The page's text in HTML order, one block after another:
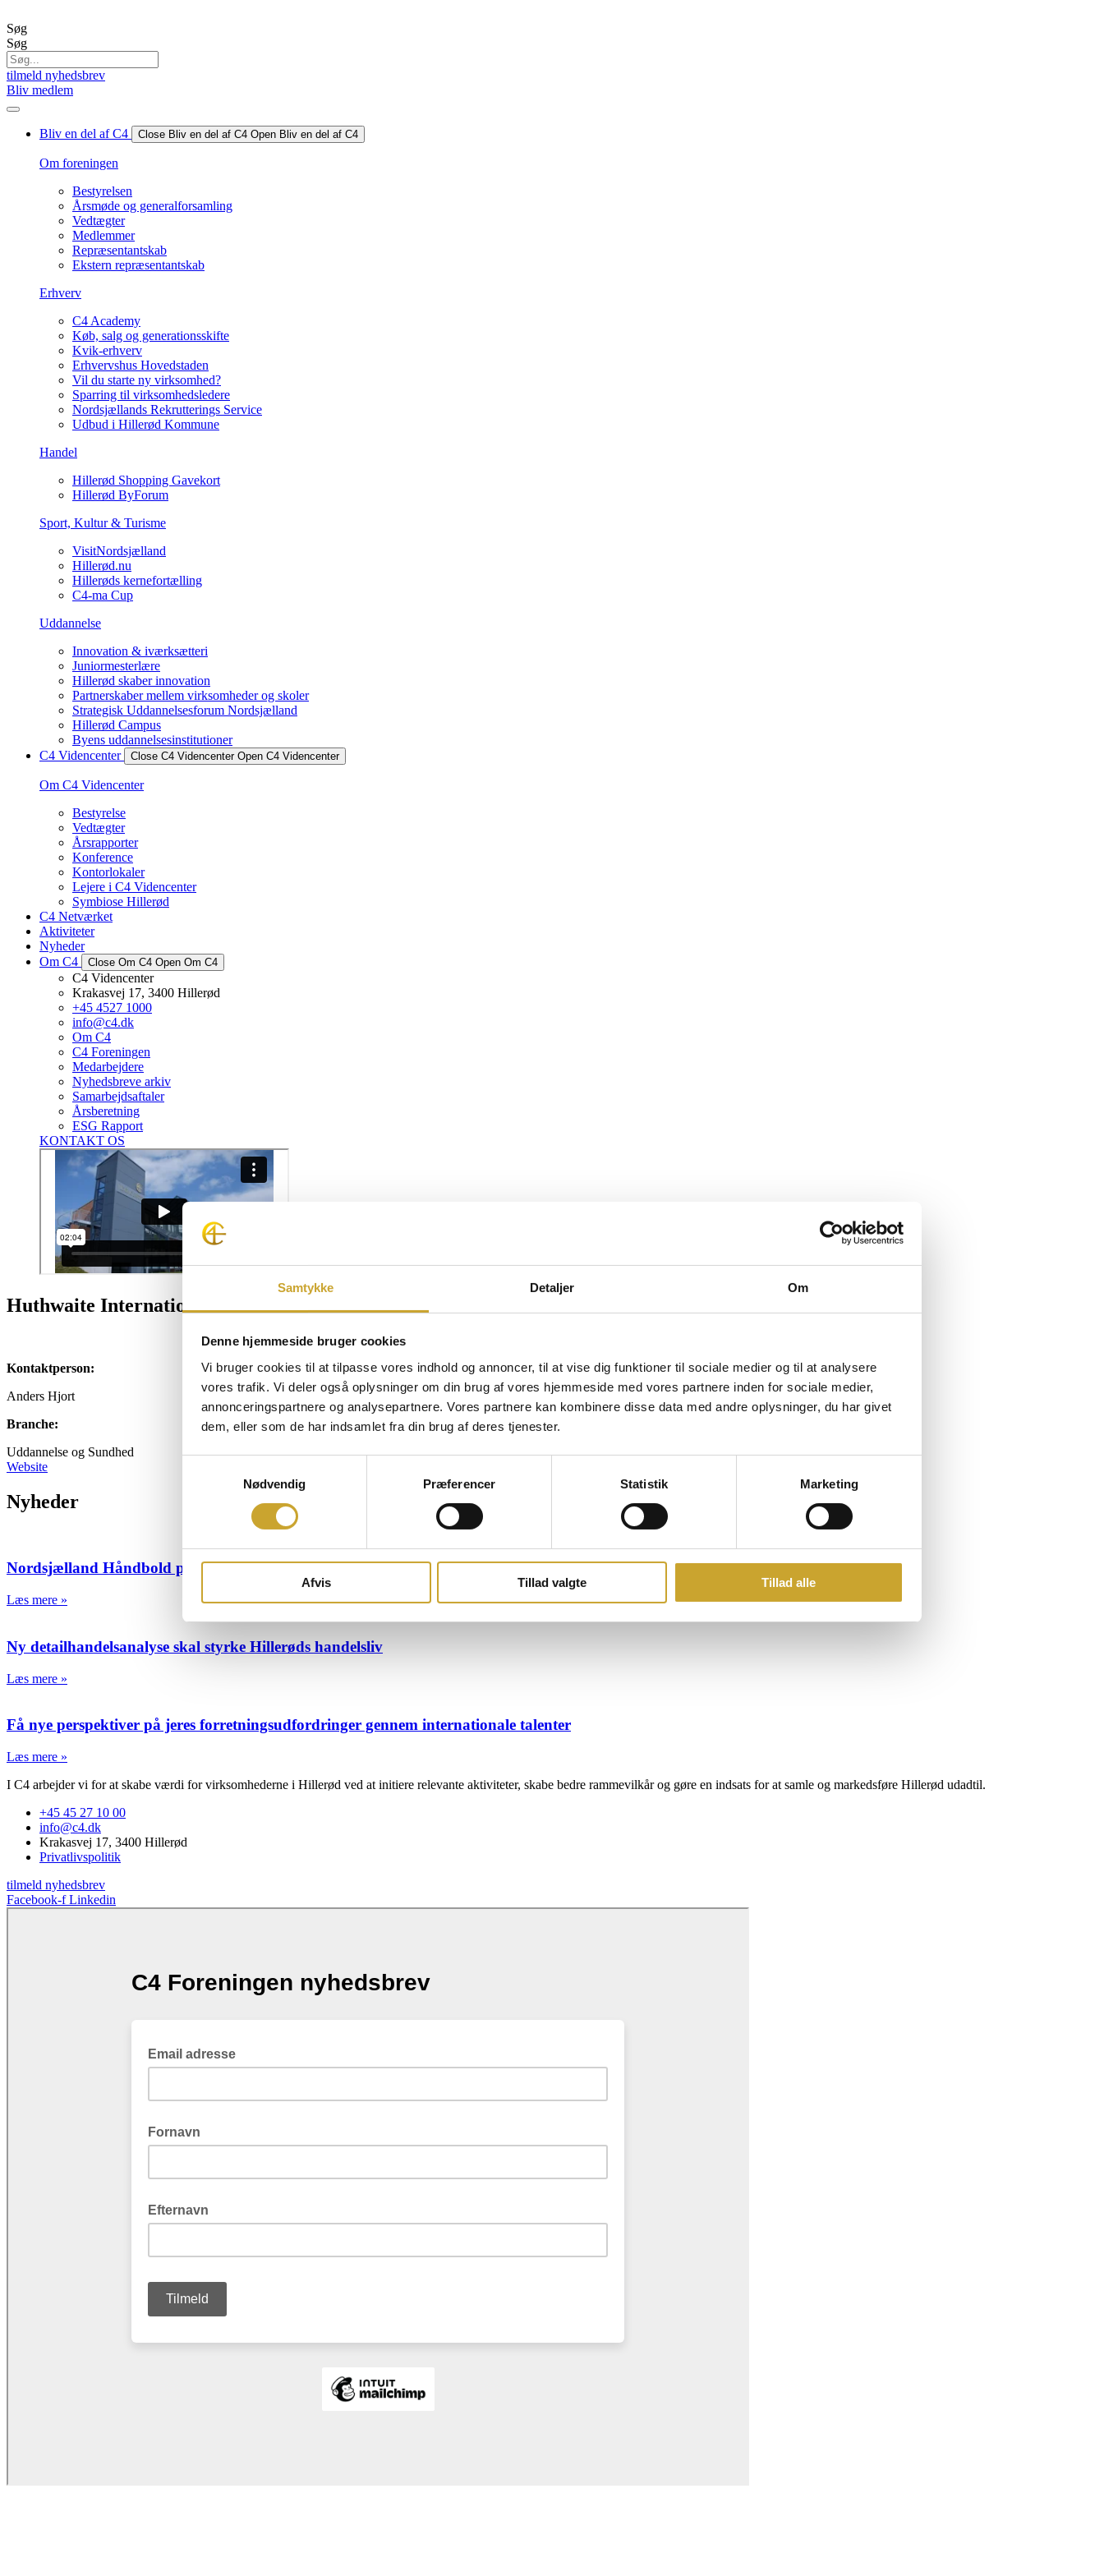
Samtykke Detaljer Om
Denne hjemmeside bruger cookies
Vi bruger cookies til at tilpasse vores indhold og annoncer, til at vise dig funktioner til sociale medier og til at analysere
vores trafik. Vi deler også oplysninger om din brug af vores hjemmeside med vores partnere inden for sociale medier,
annonceringspartnere og analysepartnere. Vores partnere kan kombinere disse data med andre oplysninger, du har givet
dem, eller som de har indsamlet fra din brug af deres tjenester.
Nødvendig
Præferencer Statistik Marketing
Afvis Tillad valgte Tillad alle
til
indhold
Søg
Søg
tilmeld nyhedsbrev
Bliv medlem
Bliv en del af C4 Close Bliv en del af C4 Open Bliv en del af C4
Om foreningen
Bestyrelsen
Årsmøde og generalforsamling
Vedtægter
Medlemmer
Repræsentantskab
Ekstern repræsentantskab
Erhverv
C4 Academy
Køb, salg og generationsskifte
Kvik-erhverv
Erhvervshus Hovedstaden
Vil du starte ny virksomhed?
Sparring til virksomhedsledere
Nordsjællands Rekrutterings Service
Udbud i Hillerød Kommune
Handel
Hillerød Shopping Gavekort
Hillerød ByForum
Sport, Kultur & Turisme
VisitNordsjælland
Hillerød.nu
Hillerøds kernefortælling
C4-ma Cup
Uddannelse
Innovation & iværksætteri
Juniormesterlære
Hillerød skaber innovation
Partnerskaber mellem virksomheder og skoler
Strategisk Uddannelsesforum Nordsjælland
Hillerød Campus
Byens uddannelsesinstitutioner
C4 Videncenter
Close C4 Videncenter Open C4 Videncenter
Om C4 Videncenter
Bestyrelse
Vedtægter
Årsrapporter
Konference
Kontorlokaler
Lejere i C4 Videncenter
Symbiose Hillerød
C4 Netværket
Aktiviteter
Nyheder
Om C4
Close Om C4 Open Om C4
C4 Videncenter
Krakasvej 17, 3400 Hillerød
+45 4527 1000
info@c4.dk
Om C4
C4 Foreningen
Medarbejdere
Nyhedsbreve arkiv
Samarbejdsaftaler
Årsberetning
ESG Rapport
KONTAKT OS
Huthwaite International Denmark
Kontaktperson:
Anders Hjort
Branche:
Uddannelse og Sundhed
Website
Nyheder
Nordsjælland Håndbold præsenterer nyt trænerteam og styrker talentudviklingen
Læs mere »
Ny detailhandelsanalyse skal styrke Hillerøds handelsliv
Læs mere »
Få nye perspektiver på jeres forretningsudfordringer gennem internationale talenter
Læs mere »
I C4 arbejder vi for at skabe værdi for virksomhederne i Hillerød ved at initiere relevante aktiviteter, skabe bedre rammevilkår og gøre en indsats for at samle og markedsføre Hillerød udadtil.
+45 45 27 10 00
info@c4.dk
Krakasvej 17, 3400 Hillerød
Privatlivspolitik
tilmeld nyhedsbrev
Facebook-f Linkedin